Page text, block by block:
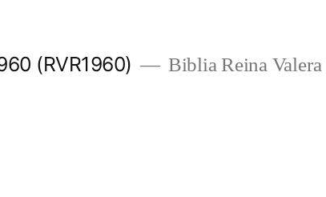
(RVR1960) Biblia Reina